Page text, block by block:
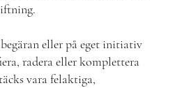
eller på eget initiativ
radera eller komplettera
vara felaktiga,